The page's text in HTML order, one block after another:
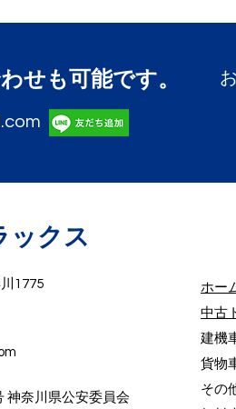
せも可能です。
ックス
1775
神奈川県公安委員会
ホー
中古
建機
貨物
その